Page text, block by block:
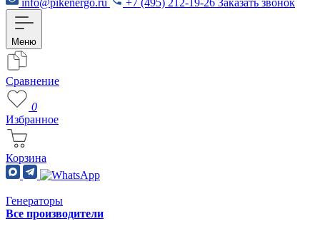
info@pikenergo.ru
+7 (495) 212-19-26 Заказать звонок
Меню
Сравнение
0
Избранное
Корзина
Генераторы
Все производители